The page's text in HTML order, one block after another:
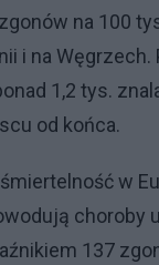
na 100
i na Węgrzech.
1,2 tys.
od końca.
w
choroby
137